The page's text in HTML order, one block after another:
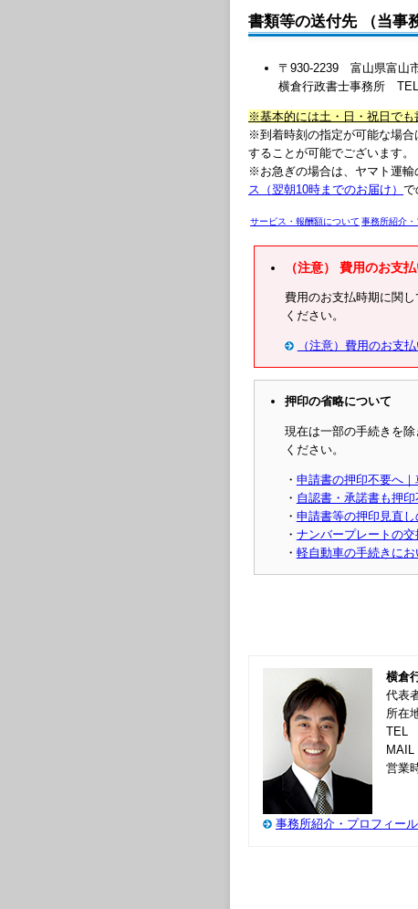
書類等の送付先 （当事
〒930-2239 富山県富山
横倉行政書士事務所
※基本的には土・日・祝日でも
※到着時刻の指定が可能な場合
することが可能でございます。
※お急ぎの場合は、ヤマト運輸
ス（翌朝10時までのお届け） で
サービス・報酬額について 事務所紹介
（注意） 費用のお支
費用のお支払時期に関
ください。
（注意）費用のお支
押印の省略について
現在は一部の手続きを
ください。
・ 申請書の押印不要へ｜
・ 自認書・承諾書も押
・ 申請書等の押印見直
・ ナンバープレートの
・ 軽自動車の手続きに
横倉
代表
所在
TEL
営業
事務所紹介・プロフィール